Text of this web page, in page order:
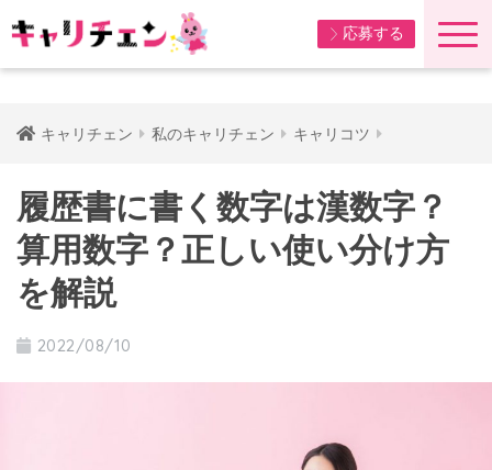
応募する
キャリチェン 私のキャリチェン キャリコツ
履歴書に書く数字は漢数字？
算用数字？正しい使い分け方
を解説
2022/08/10